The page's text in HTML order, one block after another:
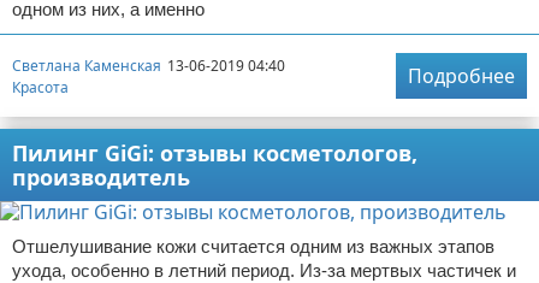
одном из них, а именно
Светлана Каменская 13-06-2019 04:40
Красота
Подробнее
Пилинг GiGi: отзывы косметологов,
производитель
Отшелушивание кожи считается одним из важных этапов
ухода, особенно в летний период. Из-за мертвых частичек и